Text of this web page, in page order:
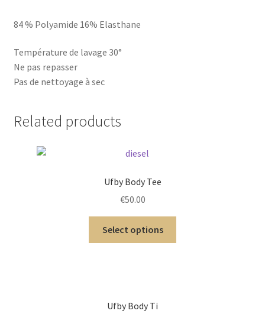
84 % Polyamide 16% Elasthane
Température de lavage 30°
Ne pas repasser
Pas de nettoyage à sec
Related products
Ufby Body Tee
€50.00
Select options
Ufby Body Ti